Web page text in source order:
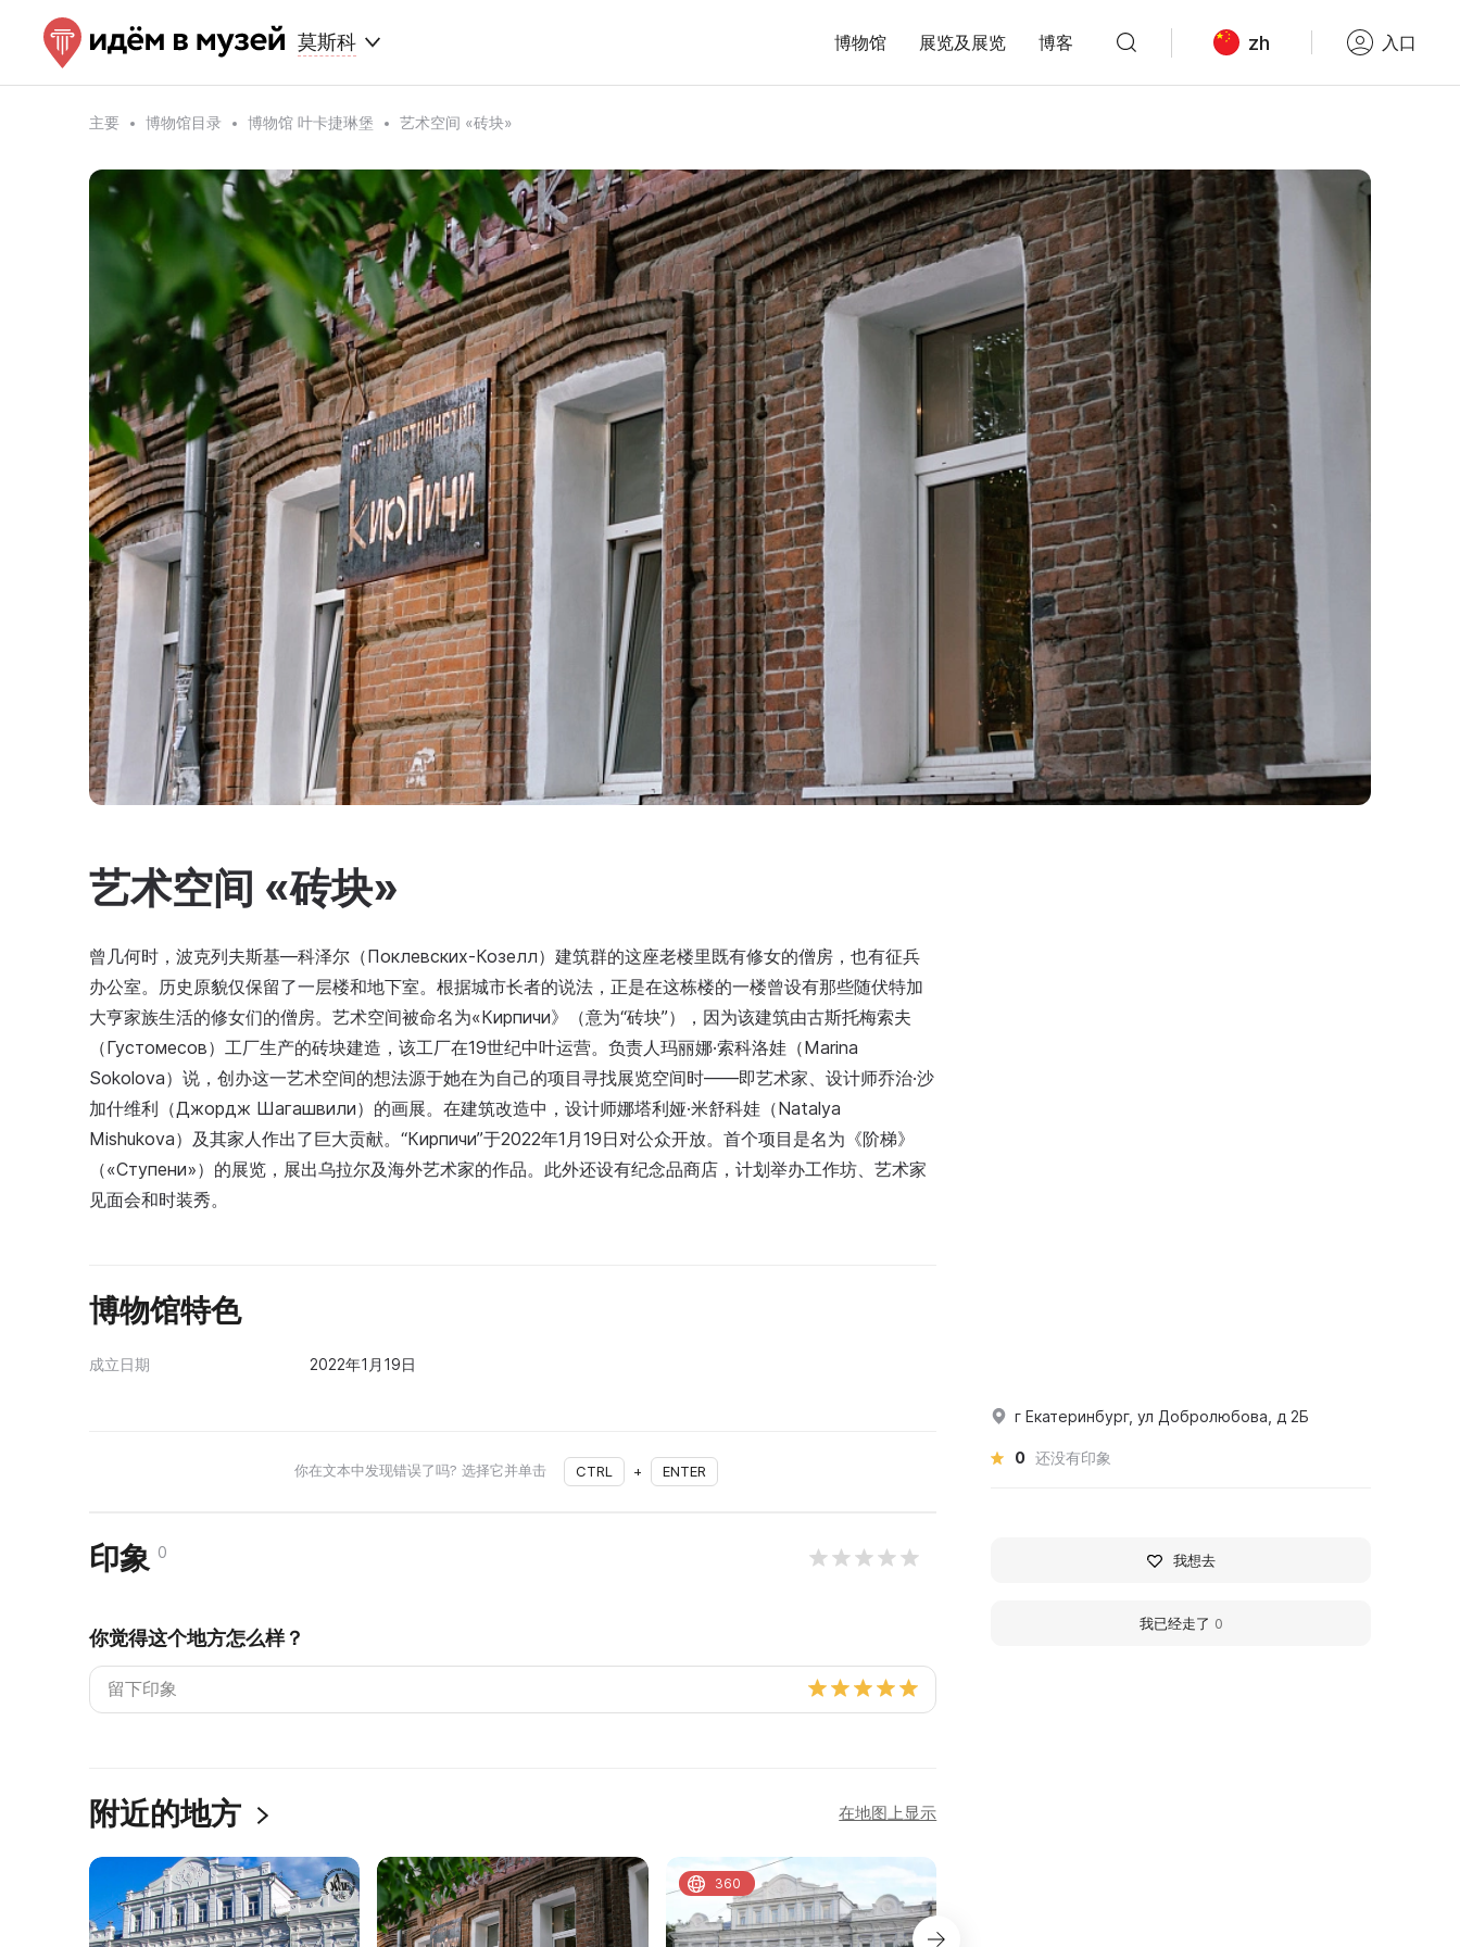
莫斯科 博物馆 展览及展览 博客 zh 入口
主要 博物馆目录 博物馆 叶卡捷琳堡 艺术空间 «砖块»
艺术空间 «砖块»
曾几何时，波克列夫斯基—科泽尔（Поклевских-Козелл）建筑群的这座老楼里既有修女的僧房，也有征兵
办公室。历史原貌仅保留了一层楼和地下室。根据城市长者的说法，正是在这栋楼的一楼曾设有那些随伏特加
大亨家族生活的修女们的僧房。艺术空间被命名为«Кирпичи》（意为“砖块”），因为该建筑由古斯托梅索夫
（Густомесов）工厂生产的砖块建造，该工厂在19世纪中叶运营。负责人玛丽娜·索科洛娃（Marina
Sokolova）说，创办这一艺术空间的想法源于她在为自己的项目寻找展览空间时——即艺术家、设计师乔治·沙
加什维利（Джордж Шагашвили）的画展。在建筑改造中，设计师娜塔利娅·米舒科娃（Natalya
Mishukova）及其家人作出了巨大贡献。“Кирпичи”于2022年1月19日对公众开放。首个项目是名为《阶梯》
（«Ступени»）的展览，展出乌拉尔及海外艺术家的作品。此外还设有纪念品商店，计划举办工作坊、艺术家
见面会和时装秀。
博物馆特色
成立日期 2022年1月19日
你在文本中发现错误了吗? 选择它并单击 CTRL + ENTER
印象 0
你觉得这个地方怎么样？
附近的地方 在地图上显示
360
г Екатеринбург, ул Добролюбова, д 2Б
0 还没有印象
我想去
我已经走了 0